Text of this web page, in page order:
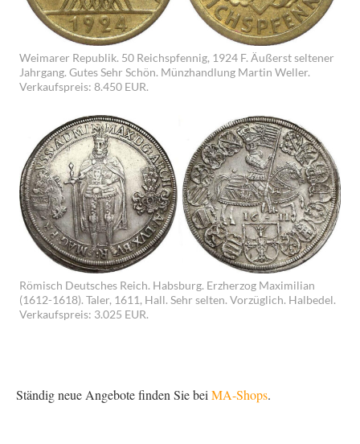
Weimarer Republik. 50 Reichspfennig, 1924 F. Äußerst seltener
Jahrgang. Gutes Sehr Schön. Münzhandlung Martin Weller.
Verkaufspreis: 8.450 EUR.
Römisch Deutsches Reich. Habsburg. Erzherzog Maximilian
(1612-1618). Taler, 1611, Hall. Sehr selten. Vorzüglich. Halbedel.
Verkaufspreis: 3.025 EUR.
Ständig neue Angebote finden Sie beiMA-Shops.